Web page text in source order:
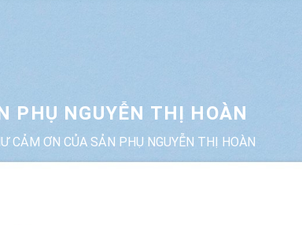
PHỤ NGUYỄN THỊ HOÀN
CẢM ƠN CỦA SẢN PHỤ NGUYỄN THỊ HOÀN